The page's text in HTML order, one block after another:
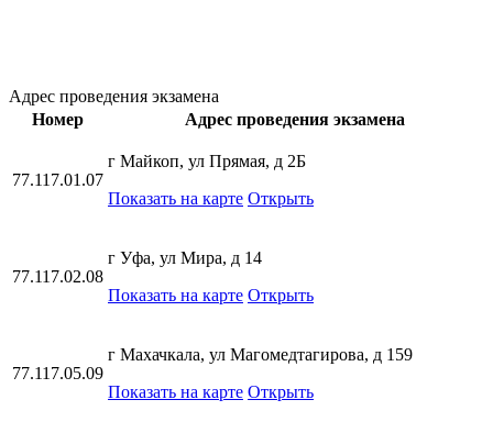
Адрес проведения экзамена
Номер
Адрес проведения экзамена
77.117.01.07
г Майкоп, ул Прямая, д 2Б
Показать на карте Открыть
77.117.02.08
г Уфа, ул Мира, д 14
Показать на карте Открыть
77.117.05.09
г Махачкала, ул Магомедтагирова, д 159
Показать на карте Открыть